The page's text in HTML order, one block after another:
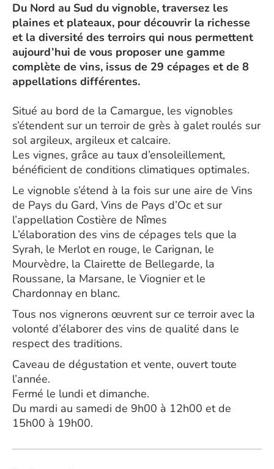
Du Nord au Sud du vignoble, traversez les
plaines et plateaux, pour découvrir la richesse
et la diversité des terroirs qui nous permettent
aujourd’hui de vous proposer une gamme
complète de vins, issus de 29 cépages et de 8
appellations différentes.
Situé au bord de la Camargue, les vignobles
s’étendent sur un terroir de grès à galet roulés sur
sol argileux, argileux et calcaire.
Les vignes, grâce au taux d’ensoleillement,
bénéficient de conditions climatiques optimales.
Le vignoble s’étend à la fois sur une aire de Vins
de Pays du Gard, Vins de Pays d’Oc et sur
l’appellation Costière de Nîmes
L’élaboration des vins de cépages tels que la
Syrah, le Merlot en rouge, le Carignan, le
Mourvèdre, la Clairette de Bellegarde, la
Roussane, la Marsane, le Viognier et le
Chardonnay en blanc.
Tous nos vignerons œuvrent sur ce terroir avec la
volonté d’élaborer des vins de qualité dans le
respect des traditions.
Caveau de dégustation et vente, ouvert toute
l’année.
Fermé le lundi et dimanche.
Du mardi au samedi de 9h00 à 12h00 et de
15h00 à 19h00.